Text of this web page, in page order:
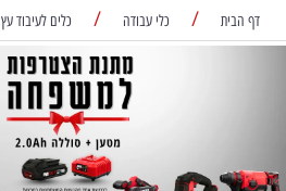
דף הבית / כלי עבודה / כלים לעיבוד עץ